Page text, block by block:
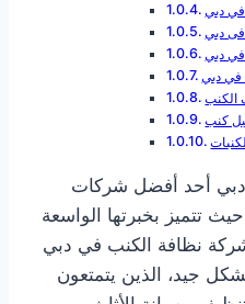
دبي
دبي
دبي
دبي
الكنب
أحد أفضل شركات
تتميز بخبرتها الواسعة
نظافة الكنب في دبي
جيد، الذين يتمتعون